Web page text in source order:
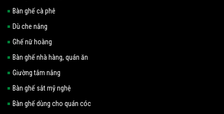
Bàn ghế cà phê
Dù che nắng
Ghế nữ hoàng
Bàn ghế nhà hàng, quán ăn
Giường tắm nắng
Bàn ghế sắt mỹ nghệ
Bàn ghế dùng cho quán cóc